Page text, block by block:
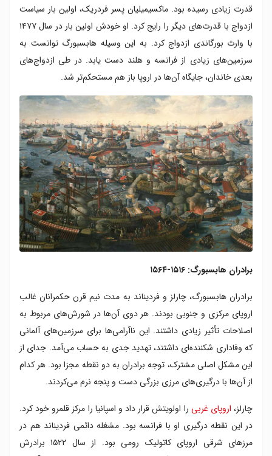
قدرت زیادی رسیده بود. ماکسیمیلیان پسر فردریک، اولین بار سیاست
ازدواج با قدرت‌های دیگر را رایج کرد. او خودش اولین بار در سال ۱۴۷۷
با وارث بورگاندی ازدواج کرد. به این وسیله هابسبورگ توانست به
سرزمین‌های زیادی از فرانسه و هلند دست یابد. در طی ازدواج‌های
بعدی خاندان، جایگاه آن‌ها در اروپا باز هم مستحکم‌تر شد.
برادران هابسبورگ: ۱۵۱۶-۱۵۶۴
برادران هابسبورگ، چارلز و فردیناند به مدت نیم قرن حکمرانان غالب
اروپای مرکزی و جنوبی بودند. هر دوی آن‌ها در شورش‌های مربوط به
اصلاحات تأثیر زیادی داشتند. این ناآرامی‌ها برای سرزمین‌های آلمانی
که وفاداری شکننده‌ای داشتند، تهدید جدی به حساب می‌آمد. جدای از
این مشکل اصلی مشترک، توجه برادران به دو نقطه مجزا بود. هر کدام
از آن‌ها با درگیری‌های مرزی بزرگی دست و پنجه نرم می‌کردند.
چارلز، اروپای غربی را اولویتش قرار داد و اسپانیا را مرکز قلمرو خود کرد.
در این نقطه درگیری او با فرانسه بود. مشغله دائمی فردیناند هم در
مرزهای شرقی اروپای کاتولیک رومی بود. از سال ۱۵۲۲ برادرش